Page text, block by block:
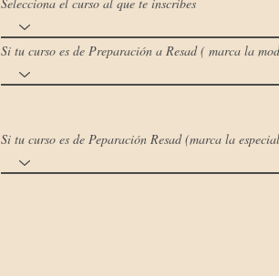
Si tu curso es de Preparación a Resad ( marca la
Si tu curso es de Peparación Resad (marca la